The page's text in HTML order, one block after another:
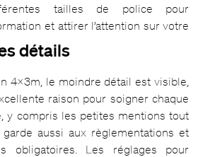
tailles de police pour
et attirer l’attention sur votre
détails
4x3m, le moindre détail est visible,
raison pour soigner chaque
y compris les petites mentions tout
aussi aux règlementations et
obligatoires. Les réglages pour